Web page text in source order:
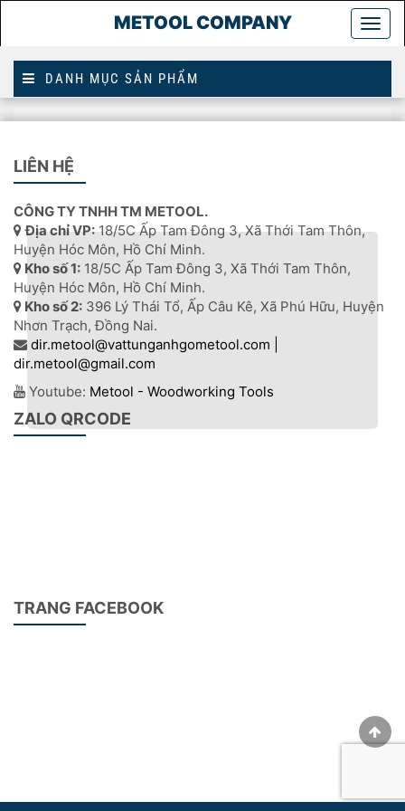
METOOL COMPANY
DANH MỤC SẢN PHẨM
Trang2012803350
2012803350
LIÊN HỆ
CÔNG TY TNHH TM METOOL.
Địa chỉ VP:18/5C Ấp Tam Đông 3, Xã Thới Tam Thôn,
Huyện Hóc Môn, Hồ Chí Minh.
Kho số 1: 18/5C Ấp Tam Đông 3, Xã Thới Tam Thôn,
Huyện Hóc Môn, Hồ Chí Minh.
Kho số 2: 396 Lý Thái Tổ, Ấp Câu Kê, Xã Phú Hữu, Huyện
Nhơn Trạch, Đồng Nai.
dir.metool@vattunganhgometool.com |
dir.metool@gmail.com
Youtube: Metool - Woodworking Tools
ZALO QRCODE
TRANG FACEBOOK